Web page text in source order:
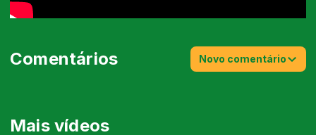
Mais vídeos
Comentários Novo comentário